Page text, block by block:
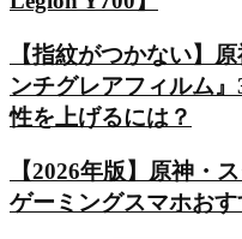
【指紋がつかない】
ンチグレアフィルム
性を上げるには？
【2026年版】原神・
ゲーミングスマホお